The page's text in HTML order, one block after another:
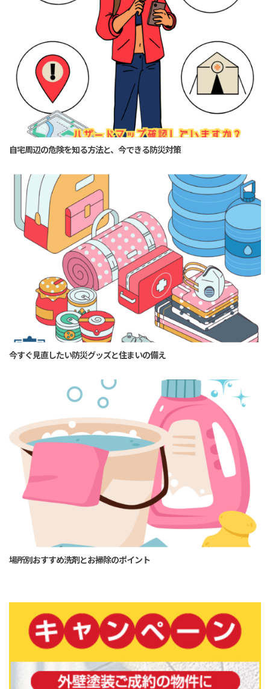
自宅周辺の危険を知る方法と、今できる防災対策
今すぐ見直したい防災グッズと住まいの備え
場所別おすすめ洗剤とお掃除のポイント